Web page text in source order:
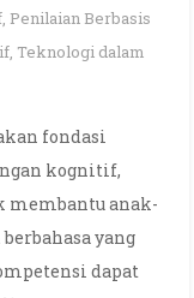
, Penilaian Berbasis
, Teknologi dalam
fondasi
kognitif,
membantu anak-
yang
dapat